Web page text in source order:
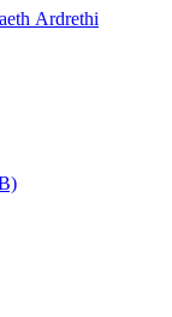
Ardrethi